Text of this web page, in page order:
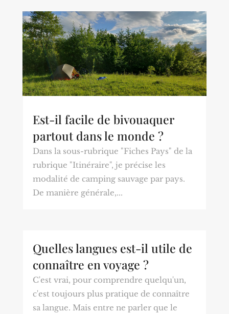
Est-il facile de bivouaquer
partout dans le monde ?
Dans la sous-rubrique "Fiches Pays" de la
rubrique "Itinéraire", je précise les
modalité de camping sauvage par pays.
De manière générale,...
Quelles langues est-il utile de
connaître en voyage ?
C'est vrai, pour comprendre quelqu'un,
c'est toujours plus pratique de connaître
sa langue. Mais entre ne parler que le